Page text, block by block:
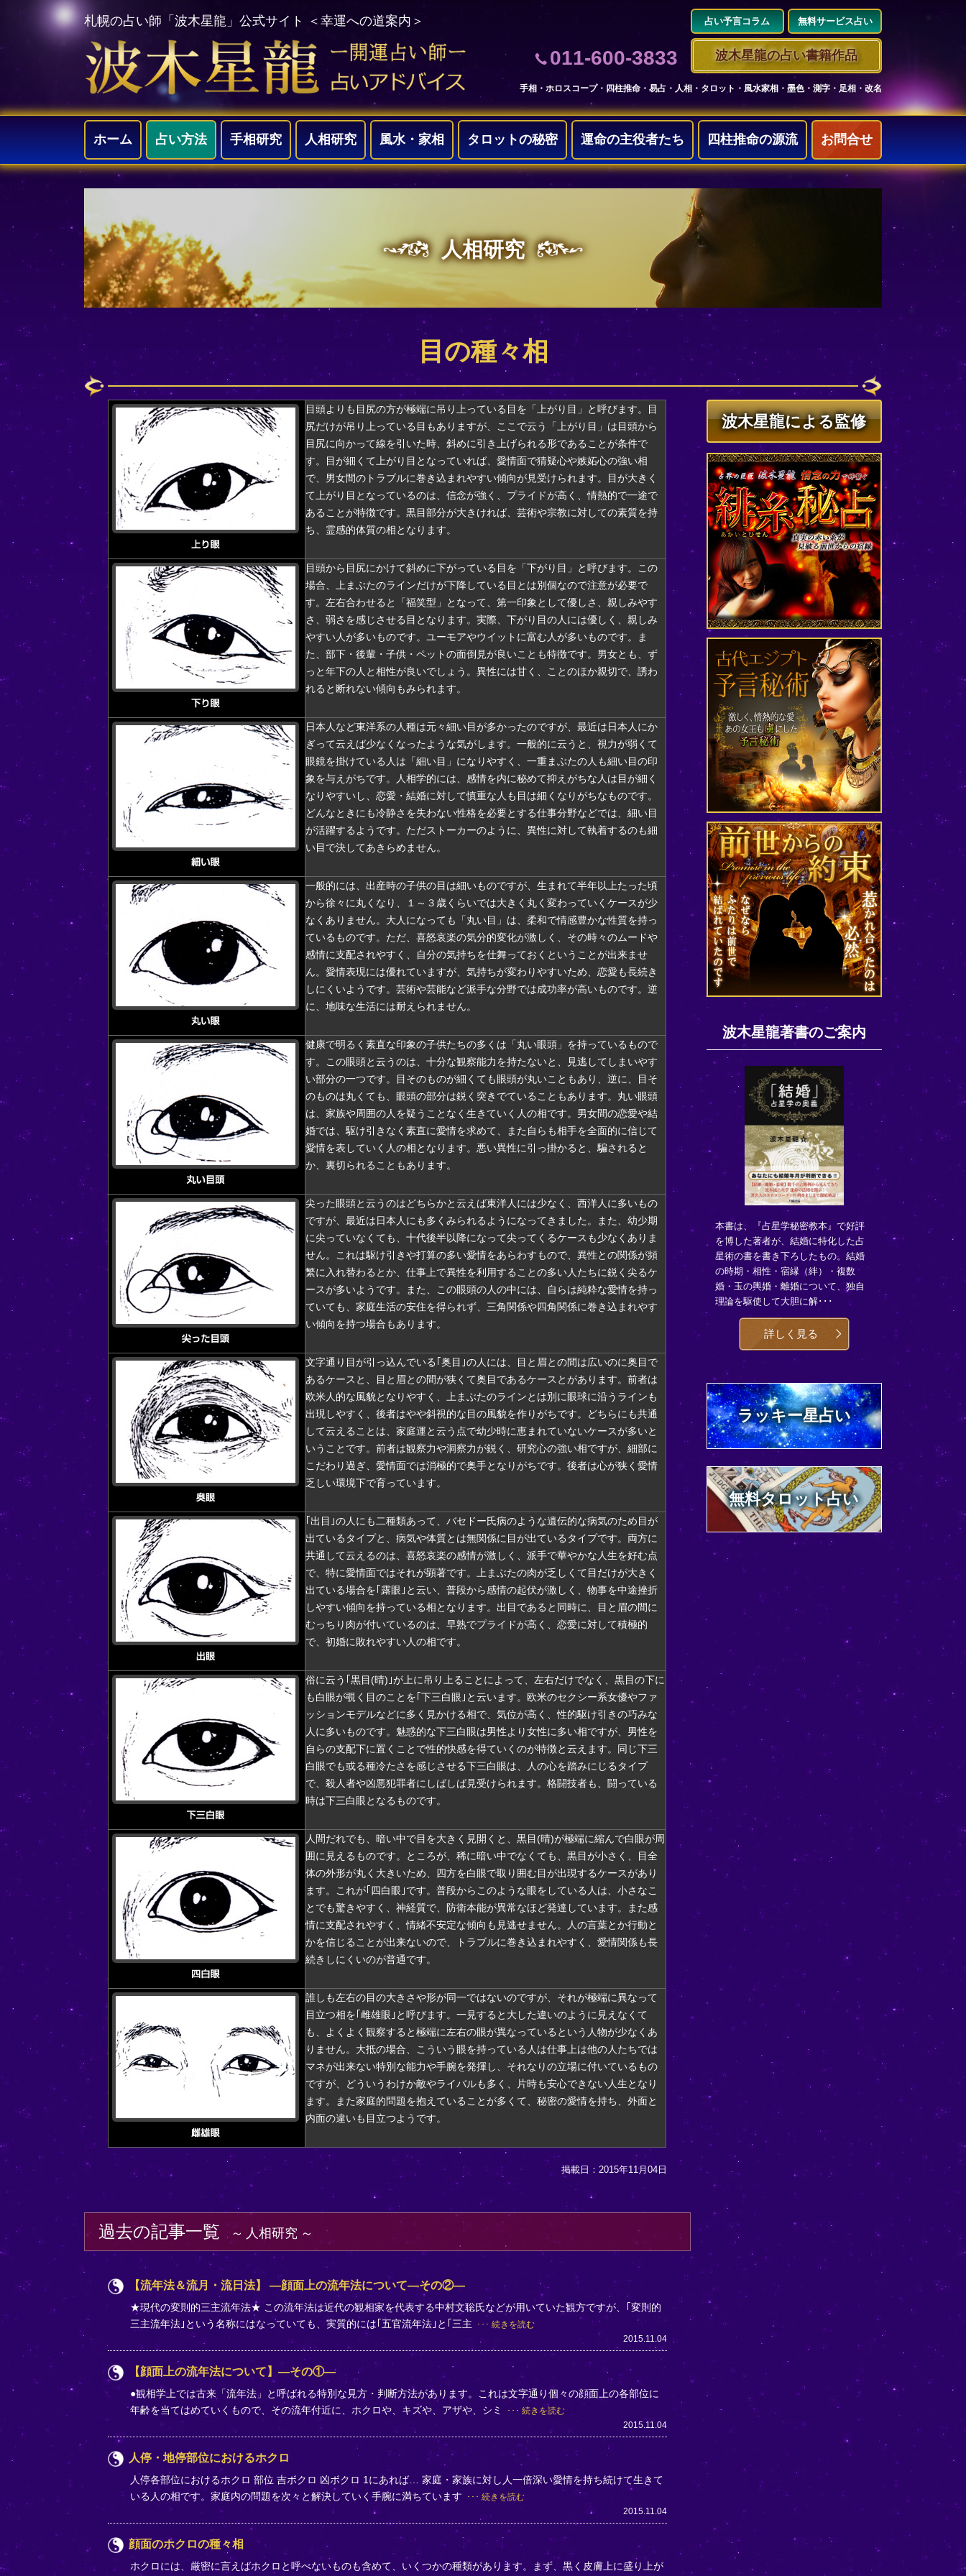
札幌の占い師「波木星龍」公式サイト ＜幸運への道案内＞
011-600-3833
占い予言コラム 無料サービス占い
波木星龍の占い書籍作品
手相・ホロスコープ・四柱推命・易占・人相・タロット・風水家相・墨色・測字・足相・改名
ホーム 占い方法 手相研究 人相研究 風水・家相 タロットの秘密 運命の主役者たち 四柱推命の源流 お問合せ
人相研究
目の種々相
目頭よりも目尻の方が極端に吊り上っている目を「上がり目」と呼びます。目
尻だけが吊り上っている目もありますが、ここで云う「上がり目」は目頭から
目尻に向かって線を引いた時、斜めに引き上げられる形であることが条件で
す。目が細くて上がり目となっていれば、愛情面で猜疑心や嫉妬心の強い相
で、男女間のトラブルに巻き込まれやすい傾向が見受けられます。目が大きく
て上がり目となっているのは、信念が強く、プライドが高く、情熱的で一途で
あることが特徴です。黒目部分が大きければ、芸術や宗教に対しての素質を持
ち、霊感的体質の相となります。
目頭から目尻にかけて斜めに下がっている目を「下がり目」と呼びます。この
場合、上まぶたのラインだけが下降している目とは別個なので注意が必要で
す。左右合わせると「福笑型」となって、第一印象として優しさ、親しみやす
さ、弱さを感じさせる目となります。実際、下がり目の人には優しく、親しみ
やすい人が多いものです。ユーモアやウイットに富む人が多いものです。ま
た、部下・後輩・子供・ペットの面倒見が良いことも特徴です。男女とも、ず
っと年下の人と相性が良いでしょう。異性には甘く、ことのほか親切で、誘わ
れると断れない傾向もみられます。
日本人など東洋系の人種は元々細い目が多かったのですが、最近は日本人にか
ぎって云えば少なくなったような気がします。一般的に云うと、視力が弱くて
眼鏡を掛けている人は「細い目」になりやすく、一重まぶたの人も細い目の印
象を与えがちです。人相学的には、感情を内に秘めて抑えがちな人は目が細く
なりやすいし、恋愛・結婚に対して慎重な人も目は細くなりがちなものです。
どんなときにも冷静さを失わない性格を必要とする仕事分野などでは、細い目
が活躍するようです。ただストーカーのように、異性に対して執着するのも細
い目で決してあきらめません。
一般的には、出産時の子供の目は細いものですが、生まれて半年以上たった頃
から徐々に丸くなり、１～３歳くらいでは大きく丸く変わっていくケースが少
なくありません。大人になっても「丸い目」は、柔和で情感豊かな性質を持っ
ているものです。ただ、喜怒哀楽の気分的変化が激しく、その時々のムードや
感情に支配されやすく、自分の気持ちを仕舞っておくということが出来ませ
ん。愛情表現には優れていますが、気持ちが変わりやすいため、恋愛も長続き
しにくいようです。芸術や芸能など派手な分野では成功率が高いものです。逆
に、地味な生活には耐えられません。
健康で明るく素直な印象の子供たちの多くは「丸い眼頭」を持っているもので
す。この眼頭と云うのは、十分な観察能力を持たないと、見逃してしまいやす
い部分の一つです。目そのものが細くても眼頭が丸いこともあり、逆に、目そ
のものは丸くても、眼頭の部分は鋭く突きでていることもあります。丸い眼頭
は、家族や周囲の人を疑うことなく生きていく人の相です。男女間の恋愛や結
婚では、駆け引きなく素直に愛情を求めて、また自らも相手を全面的に信じて
愛情を表していく人の相となります。悪い異性に引っ掛かると、騙されると
か、裏切られることもあります。
尖った眼頭と云うのはどちらかと云えば東洋人には少なく、西洋人に多いもの
ですが、最近は日本人にも多くみられるようになってきました。また、幼少期
に尖っていなくても、十代後半以降になって尖ってくるケースも少なくありま
せん。これは駆け引きや打算の多い愛情をあらわすもので、異性との関係が頻
繁に入れ替わるとか、仕事上で異性を利用することの多い人たちに鋭く尖るケ
ースが多いようです。また、この眼頭の人の中には、自らは純粋な愛情を持っ
ていても、家庭生活の安住を得られず、三角関係や四角関係に巻き込まれやす
い傾向を持つ場合もあります。
文字通り目が引っ込んでいる｢奥目｣の人には、目と眉との間は広いのに奥目で
あるケースと、目と眉との間が狭くて奥目であるケースとがあります。前者は
欧米人的な風貌となりやすく、上まぶたのラインとは別に眼球に沿うラインも
出現しやすく、後者はやや斜視的な目の風貌を作りがちです。どちらにも共通
して云えることは、家庭運と云う点で幼少時に恵まれていないケースが多いと
いうことです。前者は観察力や洞察力が鋭く、研究心の強い相ですが、細部に
こだわり過ぎ、愛情面では消極的で奥手となりがちです。後者は心が狭く愛情
乏しい環境下で育っています。
｢出目｣の人にも二種類あって、バセドー氏病のような遺伝的な病気のため目が
出ているタイプと、病気や体質とは無関係に目が出ているタイプです。両方に
共通して云えるのは、喜怒哀楽の感情が激しく、派手で華やかな人生を好む点
で、特に愛情面ではそれが顕著です。上まぶたの肉が乏しくて目だけが大きく
出ている場合を｢露眼｣と云い、普段から感情の起伏が激しく、物事を中途挫折
しやすい傾向を持っている相となります。出目であると同時に、目と眉の間に
むっちり肉が付いているのは、早熟でプライドが高く、恋愛に対して積極的
で、初婚に敗れやすい人の相です。
俗に云う｢黒目(晴)｣が上に吊り上ることによって、左右だけでなく、黒目の下に
も白眼が覗く目のことを｢下三白眼｣と云います。欧米のセクシー系女優やファ
ッションモデルなどに多く見かける相で、気位が高く、性的駆け引きの巧みな
人に多いものです。魅惑的な下三白眼は男性より女性に多い相ですが、男性を
自らの支配下に置くことで性的快感を得ていくのが特徴と云えます。同じ下三
白眼でも或る種冷たさを感じさせる下三白眼は、人の心を踏みにじるタイプ
で、殺人者や凶悪犯罪者にしばしば見受けられます。格闘技者も、闘っている
時は下三白眼となるものです。
人間だれでも、暗い中で目を大きく見開くと、黒目(晴)が極端に縮んで白眼が周
囲に見えるものです。ところが、稀に暗い中でなくても、黒目が小さく、目全
体の外形が丸く大きいため、四方を白眼で取り囲む目が出現するケースがあり
ます。これが｢四白眼｣です。普段からこのような眼をしている人は、小さなこ
とでも驚きやすく、神経質で、防衛本能が異常なほど発達しています。また感
情に支配されやすく、情緒不安定な傾向も見逃せません。人の言葉とか行動と
かを信じることが出来ないので、トラブルに巻き込まれやすく、愛情関係も長
続きしにくいのが普通です。
誰しも左右の目の大きさや形が同一ではないのですが、それが極端に異なって
目立つ相を｢雌雄眼｣と呼びます。一見すると大した違いのように見えなくて
も、よくよく観察すると極端に左右の眼が異なっているという人物が少なくあ
りません。大抵の場合、こういう眼を持っている人は仕事上は他の人たちでは
マネが出来ない特別な能力や手腕を発揮し、それなりの立場に付いているもの
ですが、どういうわけか敵やライバルも多く、片時も安心できない人生となり
ます。また家庭的問題を抱えていることが多くて、秘密の愛情を持ち、外面と
内面の違いも目立つようです。
掲載日：2015年11月04日
過去の記事一覧 人相研究
【流年法＆流月・流日法】 ―顔面上の流年法について―その②―
★現代の変則的三主流年法★ この流年法は近代の観相家を代表する中村文聡氏などが用いていた観方ですが、｢変則的
三主流年法｣という名称にはなっていても、実質的には｢五官流年法｣と｢三主
続きを読む
2015.11.04
【顔面上の流年法について】―その①―
●観相学上では古来「流年法」と呼ばれる特別な見方・判断方法があります。これは文字通り個々の顔面上の各部位に
年齢を当てはめていくもので、その流年付近に、ホクロや、キズや、アザや、シミ
続きを読む
2015.11.04
人停・地停部位におけるホクロ
人停各部位におけるホクロ 部位 吉ボクロ 凶ボクロ 1にあれば… 家庭・家族に対し人一倍深い愛情を持ち続けて生きて
いる人の相です。家庭内の問題を次々と解決していく手腕に満ちています
続きを読む
2015.11.04
顔面のホクロの種々相
ホクロには、厳密に言えばホクロと呼べないものも含めて、いくつかの種類があります。まず、黒く皮膚上に盛り上が
波木星龍による監修
波木星龍著書のご案内
本書は、『占星学秘密教本』で好評
を博した著者が、結婚に特化した占
星術の書を書き下ろしたもの。結婚
の時期・相性・宿縁（絆）・複数
婚・玉の輿婚・離婚について、独自
理論を駆使して大胆に解･･･
詳しく見る
ラッキー星占い
無料タロット占い